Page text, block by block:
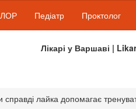
ЛОР Педіатр Проктолог
Лікарі у Варшаві |
справді лайка допомагає